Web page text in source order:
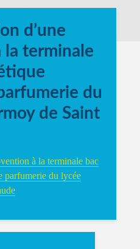
d’une
la terminale
du
de Saint
à la terminale bac
parfumerie du lycée